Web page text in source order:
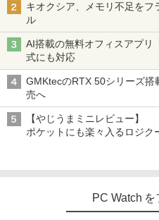
キオクシア、メモリ不足をフ
ル
AI搭載の無料オフィスアプリ
式にも対応
GMKtecのRTX 50シリーズ搭
売へ
【やじうまミニレビュー】
ポケットにも楽々入るロジ
PC Watch